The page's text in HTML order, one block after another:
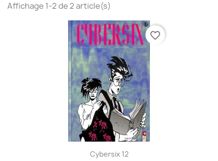
Affichage 1-2 de 2 article(s)
Cybersix 12
favorite_border